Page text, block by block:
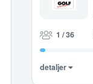
1 / 36
detaljer